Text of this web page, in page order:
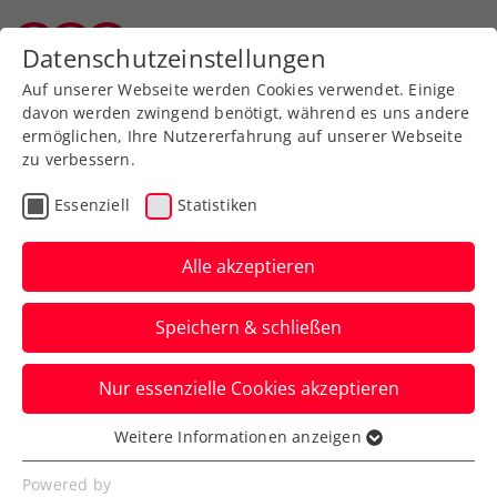
Zurück zur Newsübersicht
Turniere
ATP Peking: Erler/Miedler
schrammen am
Halbfinale vorbei
Fürs ÖTV-Davis-Cup-Doppel kommt in der
chinesischen Hauptstadt im Viertelfinale
das Aus.
Verfasst von: Manuel Wachta, 01.10.2023
Datenschutzeinstellungen
Auf unserer Webseite werden Cookies verwendet. Einige
davon werden zwingend benötigt, während es uns andere
ermöglichen, Ihre Nutzererfahrung auf unserer Webseite
zu verbessern.
Essenziell Statistiken
Alle akzeptieren
Speichern & schließen
Nur essenzielle Cookies akzeptieren
Essenziell
Essenzielle Cookies werden für grundlegende
Weitere Informationen anzeigen
Powered by